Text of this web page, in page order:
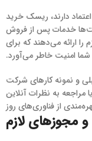
دارند، ریسک خرید
خدمات پس از فروش
را ارائه می‌دهند که برای
شما امنیت خاطر می‌آورد.
و نمونه کارهای شرکت
به نظرات آنلاین
از فناوری‌های روز
مجوزهای لازم